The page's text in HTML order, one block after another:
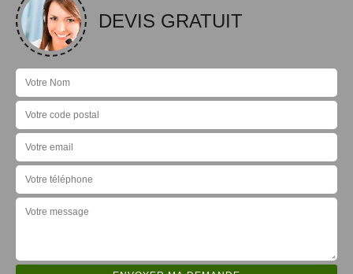
DEVIS GRATUIT